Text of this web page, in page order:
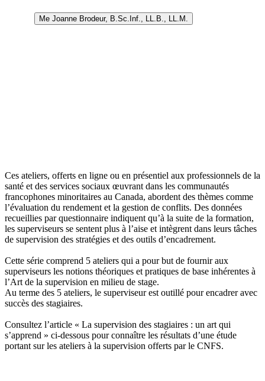
Me Joanne Brodeur, B.Sc.Inf., LL.B., LL.M.
Ces ateliers, offerts en ligne ou en présentiel aux professionnels de la
santé et des services sociaux œuvrant dans les communautés
francophones minoritaires au Canada, abordent des thèmes comme
l’évaluation du rendement et la gestion de conflits. Des données
recueillies par questionnaire indiquent qu’à la suite de la formation,
les superviseurs se sentent plus à l’aise et intègrent dans leurs tâches
de supervision des stratégies et des outils d’encadrement.
Cette série comprend 5 ateliers qui a pour but de fournir aux
superviseurs les notions théoriques et pratiques de base inhérentes à
l’Art de la supervision en milieu de stage.
Au terme des 5 ateliers, le superviseur est outillé pour encadrer avec
succès des stagiaires.
Consultez l’article « La supervision des stagiaires : un art qui
s’apprend » ci-dessous pour connaître les résultats d’une étude
portant sur les ateliers à la supervision offerts par le CNFS.